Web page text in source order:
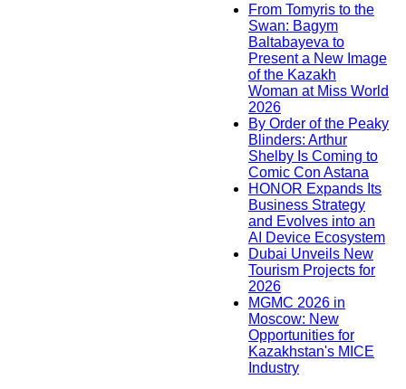
From Tomyris to the
Swan: Bagym
Baltabayeva to
Present a New Image
of the Kazakh
Woman at Miss World
2026
By Order of the Peaky
Blinders: Arthur
Shelby Is Coming to
Comic Con Astana
HONOR Expands Its
Business Strategy
and Evolves into an
AI Device Ecosystem
Dubai Unveils New
Tourism Projects for
2026
MGMC 2026 in
Moscow: New
Opportunities for
Kazakhstan's MICE
Industry